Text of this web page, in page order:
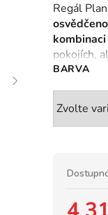
produktu
je
0,0
z
5
hvězdiček.
Regál
pokojích,
BARVA